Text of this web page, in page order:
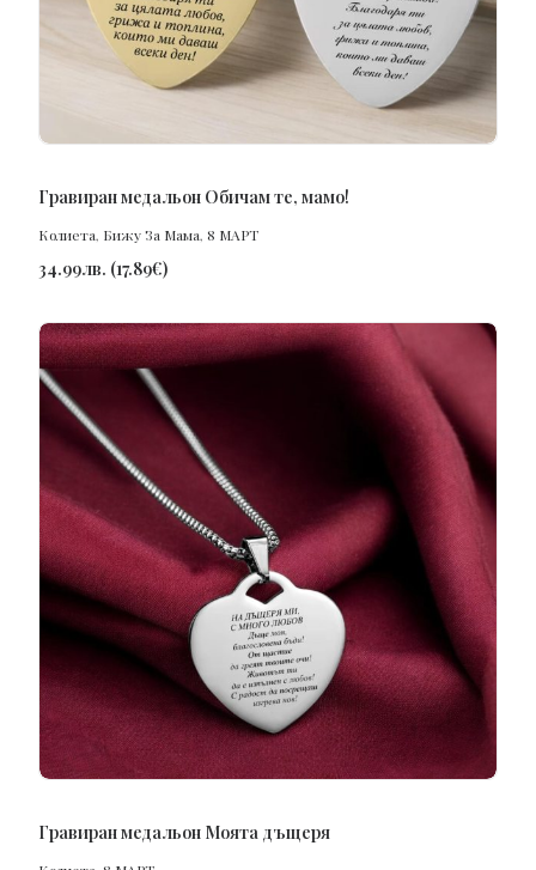
ПОРЪЧАЙ
Гравиран медальон Обичам те, мамо!
Колиета, Бижу За Мама, 8 МАРТ
34.99лв. (17.89€)
ПОРЪЧАЙ
Гравиран медальон Моята дъщеря